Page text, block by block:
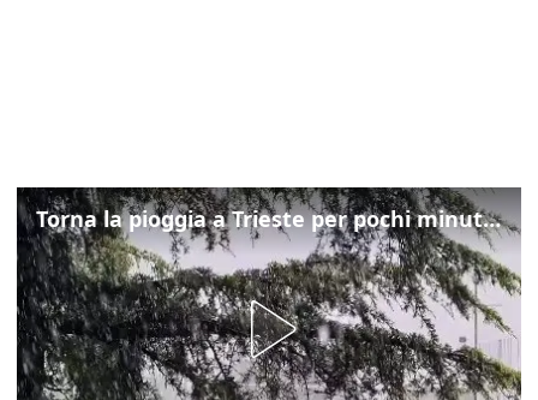
Torna la pioggia a Trieste per pochi minuti: ma il caldo non molla